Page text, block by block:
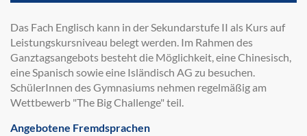
Das Fach Englisch kann in der Sekundarstufe II als Kurs auf
Leistungskursniveau belegt werden. Im Rahmen des
Ganztagsangebots besteht die Möglichkeit, eine Chinesisch,
eine Spanisch sowie eine Isländisch AG zu besuchen.
SchülerInnen des Gymnasiums nehmen regelmäßig am
Wettbewerb "The Big Challenge" teil.
Angebotene Fremdsprachen